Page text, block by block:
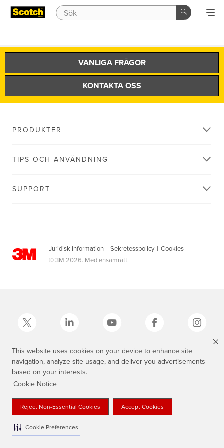
This website uses cookies on your device to enhance site
navigation, analyze site usage, and deliver you advertisements
based on your interests.
Cookie Notice
Reject Non-Essential Cookies Accept Cookies
Cookie Preferences
VANLIGA FRÅGOR
KONTAKTA OSS
PRODUKTER
TIPS OCH ANVÄNDNING
SUPPORT
Juridisk information | Sekretesspolicy | Cookies
© 3M 2026. Med ensamrätt.
3M, Scotch®, Magic och den skotskrutiga designen är varumärken som